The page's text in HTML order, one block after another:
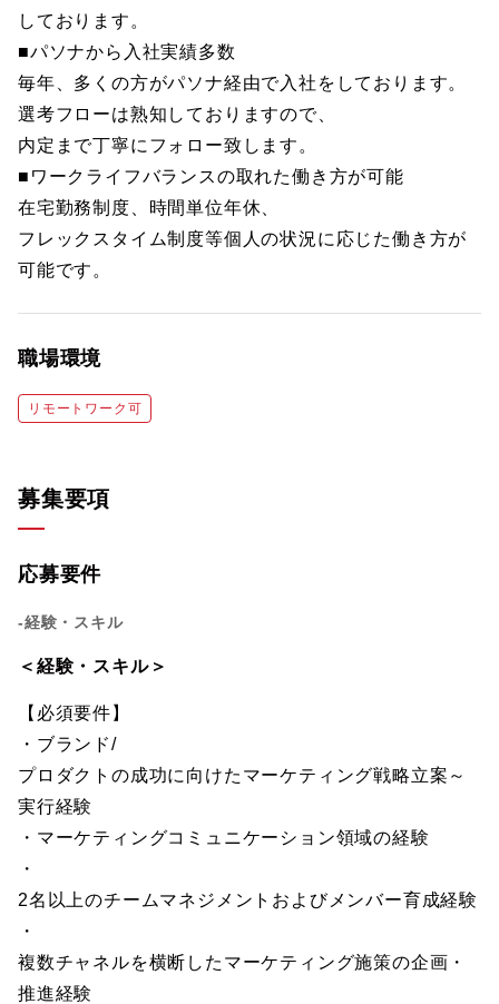
しております。
■パソナから入社実績多数
毎年、多くの方がパソナ経由で入社をしております。
選考フローは熟知しておりますので、
内定まで丁寧にフォロー致します。
■ワークライフバランスの取れた働き方が可能
在宅勤務制度、時間単位年休、
フレックスタイム制度等個人の状況に応じた働き方が
可能です。
職場環境
リモートワーク可
募集要項
応募要件
-経験・スキル
＜経験・スキル＞
【必須要件】
・ブランド/
プロダクトの成功に向けたマーケティング戦略立案～
実行経験
・マーケティングコミュニケーション領域の経験
・
2名以上のチームマネジメントおよびメンバー育成経験
・
複数チャネルを横断したマーケティング施策の企画・
推進経験